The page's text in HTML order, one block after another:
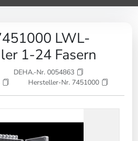
LWL-
1-24 Fasern
DEHA.-Nr. 0054863
Hersteller-Nr. 7451000